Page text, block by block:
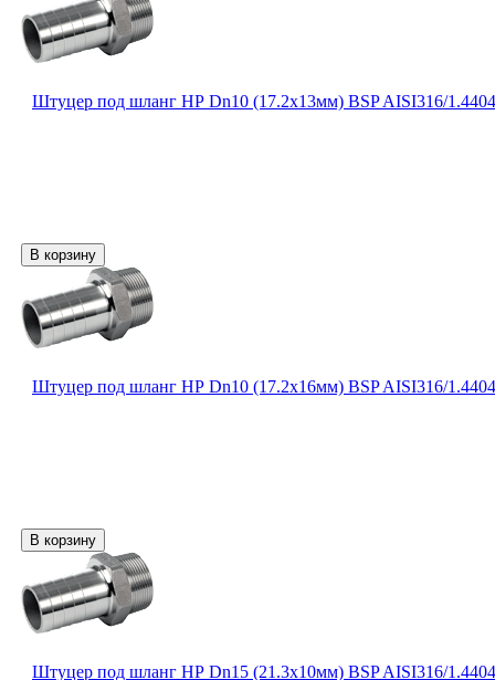
Штуцер под шланг НР Dn10 (17.2х13мм) BSP AISI316/1.4404
Штуцер под шланг НР Dn10 (17.2х16мм) BSP AISI316/1.4404
Штуцер под шланг НР Dn15 (21.3х10мм) BSP AISI316/1.4404